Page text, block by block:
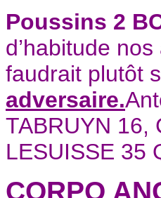
Poussins 2
d’habitude
faudrait plutôt
adversaire.
TABRUYN 16,
LESUISSE 35
CORPO